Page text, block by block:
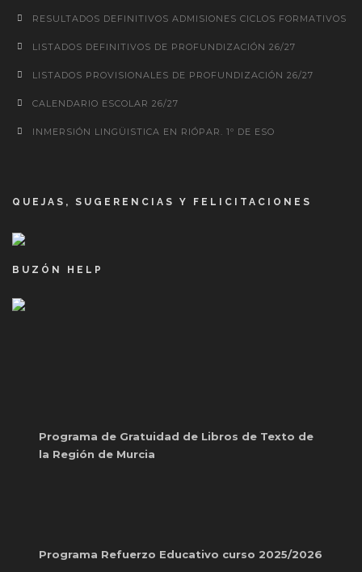
RESULTADOS DEFINITIVOS ADMISIONES CICLOS FORMATIVOS
LISTADOS DEFINITIVOS DE PROFUNDIZACIÓN 26/27
LISTADOS PROVISIONALES DE PROFUNDIZACIÓN 26/27
CALENDARIO ESCOLAR 26/27
INMERSIÓN LINGÜISTICA EN RIÓPAR. 1º DE ESO
QUEJAS, SUGERENCIAS Y FELICITACIONES
BUZÓN HELP
Programa de Gratuidad de Libros de Texto de
la Región de Murcia
Programa Refuerzo Educativo curso 2025/2026